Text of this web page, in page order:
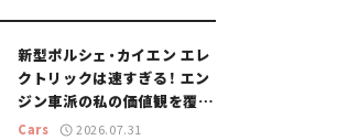
新型ポルシェ・カイエン エレ
クトリックは速すぎる！ エン
ジン車派の私の価値観を覆し
た、新しいポルシェの走り。
Cars 2026.07.31